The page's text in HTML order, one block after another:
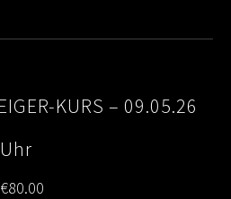
KURS – 09.05.26
€80.00